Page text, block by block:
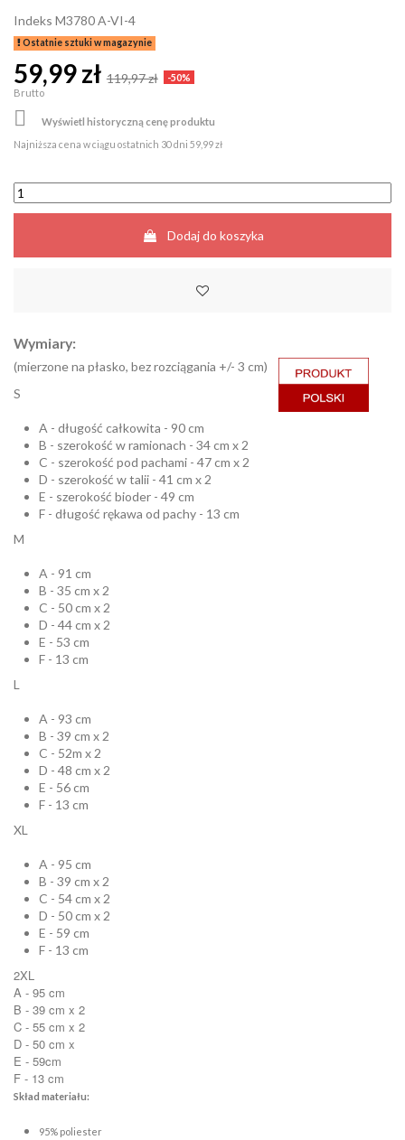
Indeks M3780 A-VI-4
Ostatnie sztuki w magazynie
59,99 zł 119,97 zł -50%
Brutto

Wyświetl historyczną cenę produktu
Najniższa cena w ciągu ostatnich 30 dni 59,99 zł
Dodaj do koszyka
Wymiary:
(mierzone na płasko, bez rozciągania +/- 3 cm)
S
A - długość całkowita - 90 cm
B - szerokość w ramionach - 34 cm x 2
C - szerokość pod pachami - 47 cm x 2
D - szerokość w talii - 41 cm x 2
E - szerokość bioder - 49 cm
F - długość rękawa od pachy - 13 cm
M
A - 91 cm
B - 35 cm x 2
C - 50 cm x 2
D - 44 cm x 2
E - 53 cm
F - 13 cm
L
A - 93 cm
B - 39 cm x 2
C - 52m x 2
D - 48 cm x 2
E - 56 cm
F - 13 cm
XL
A - 95 cm
B - 39 cm x 2
C - 54 cm x 2
D - 50 cm x 2
E - 59 cm
F - 13 cm
2XL
A - 95 cm
B - 39 cm x 2
C - 55 cm x 2
D - 50 cm x
E - 59cm
F - 13 cm
Skład materiału:
95% poliester